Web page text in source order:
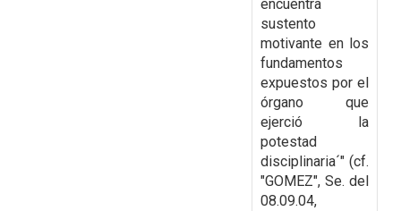
encuentra
sustento
motivante en los
fundamentos
expuestos por el
órgano que
ejerció la
potestad
disciplinaria´" (cf.
"GOMEZ", Se. del
08.09.04,